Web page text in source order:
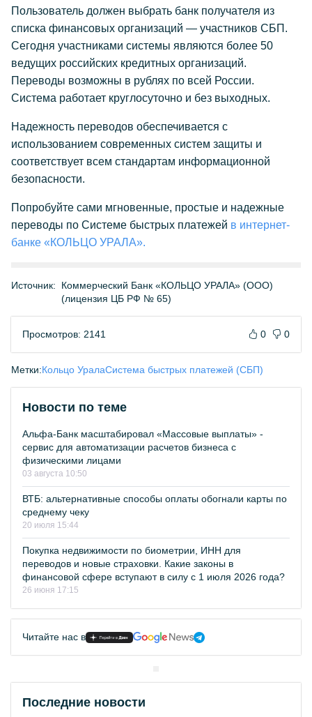
Пользователь должен выбрать банк получателя из
списка финансовых организаций — участников СБП.
Сегодня участниками системы являются более 50
ведущих российских кредитных организаций.
Переводы возможны в рублях по всей России.
Система работает круглосуточно и без выходных.
Надежность переводов обеспечивается с
использованием современных систем защиты и
соответствует всем стандартам информационной
безопасности.
Попробуйте сами мгновенные, простые и надежные
переводы по Системе быстрых платежей в интернет-
банке «КОЛЬЦО УРАЛА».
Источник:
Коммерческий Банк «КОЛЬЦО УРАЛА» (ООО)
(лицензия ЦБ РФ № 65)
Просмотров: 2141 0 0
Метки:Кольцо УралаСистема быстрых платежей (СБП)
Новости по теме
Альфа-Банк масштабировал «Массовые выплаты» -
сервис для автоматизации расчетов бизнеса с
физическими лицами
03 августа 10:50
ВТБ: альтернативные способы оплаты обогнали карты по
среднему чеку
20 июля 15:44
Покупка недвижимости по биометрии, ИНН для
переводов и новые страховки. Какие законы в
финансовой сфере вступают в силу с 1 июля 2026 года?
26 июня 17:15
Читайте нас в
Последние новости